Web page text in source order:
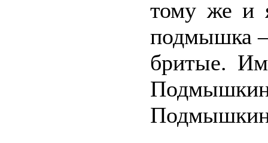
тому же и
подмышка –
бритые.